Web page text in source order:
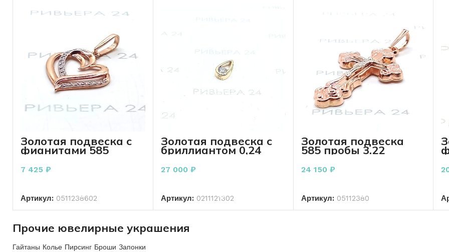
Золотая подвеска с
фианитами 585
пробы 0.99 грамма
7 425 ₽
Артикул: 0511238602
Золотая подвеска с
бриллиантом 0,24
Карат 585 пробы 0,73
грамм
27 000 ₽
Артикул: 0211121302
Золотая подвеска
585 пробы 3.22
грамма
24 150 ₽
Артикул: 05112380
Прочие ювелирные украшения
Гайтаны Колье Пирсинг Броши Запонки